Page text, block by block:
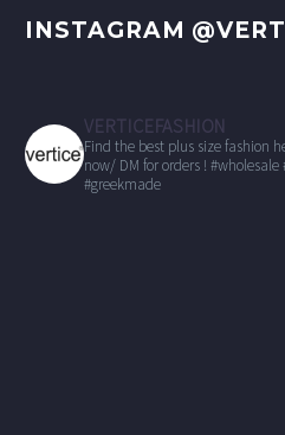
INSTAGRAM
VERTICEFASHION
Find the best plus size fashion
now/ DM for orders ! #wholesale
#greekmade